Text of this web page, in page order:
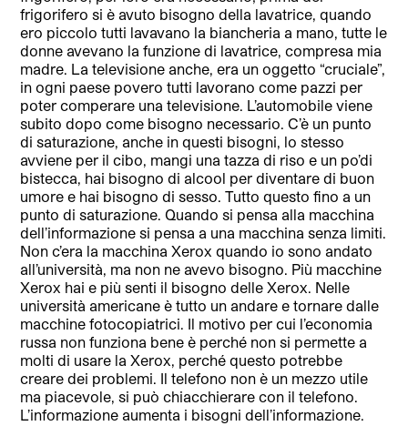
frigorifero si è avuto bisogno della lavatrice, quando
ero piccolo tutti lavavano la biancheria a mano, tutte le
donne avevano la funzione di lavatrice, compresa mia
madre. La televisione anche, era un oggetto “cruciale”,
in ogni paese povero tutti lavorano come pazzi per
poter comperare una televisione. L’automobile viene
subito dopo come bisogno necessario. C’è un punto
di saturazione, anche in questi bisogni, lo stesso
avviene per il cibo, mangi una tazza di riso e un po’di
bistecca, hai bisogno di alcool per diventare di buon
umore e hai bisogno di sesso. Tutto questo fino a un
punto di saturazione. Quando si pensa alla macchina
dell’informazione si pensa a una macchina senza limiti.
Non c’era la macchina Xerox quando io sono andato
all’università, ma non ne avevo bisogno. Più macchine
Xerox hai e più senti il bisogno delle Xerox. Nelle
università americane è tutto un andare e tornare dalle
macchine fotocopiatrici. Il motivo per cui l’economia
russa non funziona bene è perché non si permette a
molti di usare la Xerox, perché questo potrebbe
creare dei problemi. Il telefono non è un mezzo utile
ma piacevole, si può chiacchierare con il telefono.
L’informazione aumenta i bisogni dell’informazione.